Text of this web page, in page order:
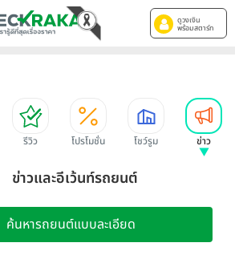
ดูวงเงิน
พร้อมสตาร์ท
รีวิว โปรโมชั่น โชว์รูม ข่าว
ข่าวและอีเว้นท์รถยนต์
ค้นหารถยนต์แบบละเอียด